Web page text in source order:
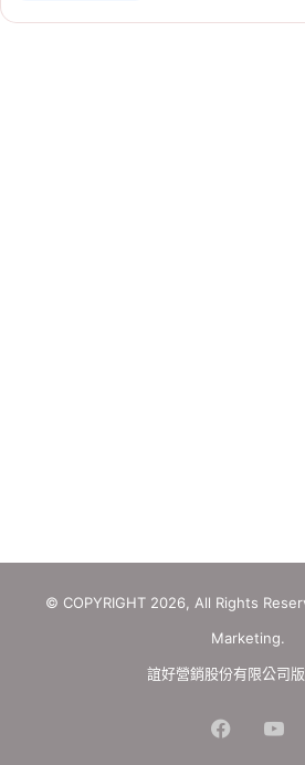
© COPYRIGHT 2026, All Rights
Marketing.
誼好營銷股份有限公司